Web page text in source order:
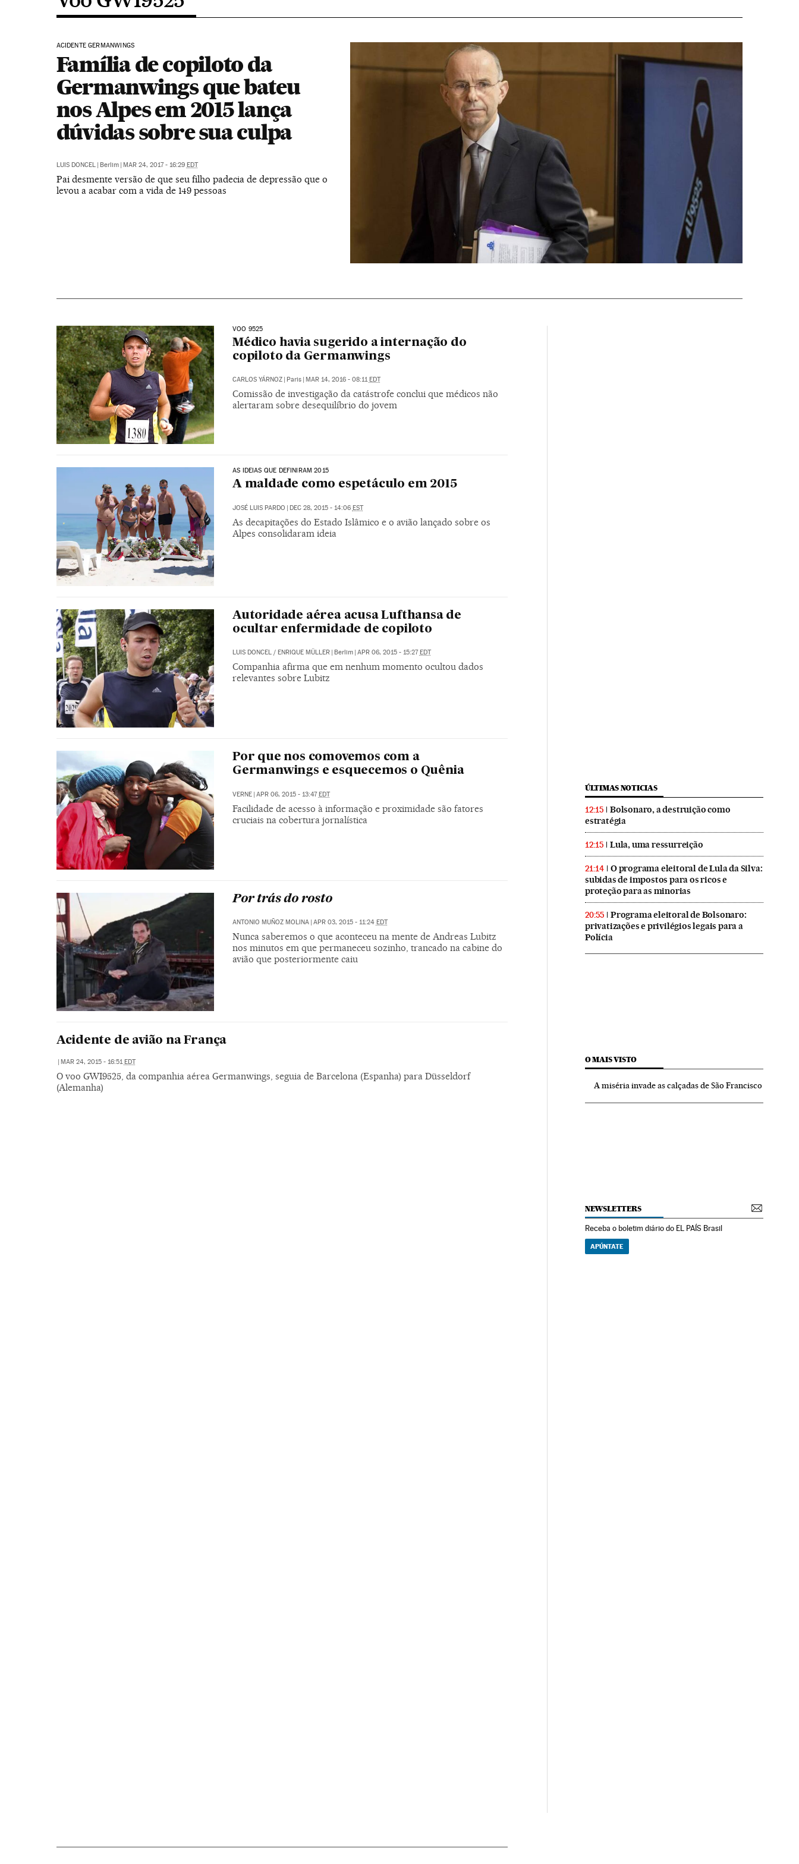
ACIDENTE GERMANWINGS
Família de copiloto da
Germanwings que bateu
nos Alpes em 2015 lança
dúvidas sobre sua culpa
LUIS DONCEL | Berlim | MAR 24, 2017 - 16:29 EDT
Pai desmente versão de que seu filho padecia de depressão que o
levou a acabar com a vida de 149 pessoas
VOO 9525
Médico havia sugerido a internação do
copiloto da Germanwings
CARLOS YÁRNOZ | Paris | MAR 14, 2016 - 08:11EDT
Comissão de investigação da catástrofe conclui que médicos não
alertaram sobre desequilíbrio do jovem
AS IDEIAS QUE DEFINIRAM 2015
A maldade como espetáculo em 2015
JOSÉ LUIS PARDO DEC 28, 2015 - 14:06 EST
As decapitações do Estado Islâmico e o avião lançado sobre os
Alpes consolidaram ideia
Autoridade aérea acusa Lufthansa de
ocultar enfermidade de copiloto
LUIS DONCEL/ ENRIQUE MÜLLER Berlim APR 06, 2015 - 15:27 EDT
Companhia afirma que em nenhum momento ocultou dados
relevantes sobre Lubitz
Por que nos comovemos com a
Germanwings e esquecemos o Quênia
VERNE | APR 06, 2015 - 13:47EDT
Facilidade de acesso à informação e proximidade são fatores
cruciais na cobertura jornalística
Por trás do rosto
ANTONIO MUÑOZ MOLINA APR 03, 2015 - 11:24 EDT
Nunca saberemos o que aconteceu na mente de Andreas Lubitz
nos minutos em que permaneceu sozinho, trancado na cabine do
avião que posteriormente caiu
Acidente de avião na França
| MAR 24, 2015 - 16:51EDT
O voo GWI9525, da companhia aérea Germanwings, seguia de Barcelona (Espanha) para Düsseldorf
(Alemanha)
ÚLTIMAS NOTICIAS
12:15
Bolsonaro, a destruição como
estratégia
12:15 Lula, uma ressurreição
21:14
O programa eleitoral de Lula da Silva:
subidas de impostos para os ricos e
proteção para as minorias
20:55
Programa eleitoral de Bolsonaro:
privatizações e privilégios legais para a
Polícia
O MAIS VISTO
A miséria invade as calçadas de São Francisco
NEWSLETTERS
Receba o boletim diário do EL PAÍS Brasil
APÚNTATE